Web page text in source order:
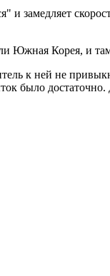
Южная Корея, и
к ней не
было